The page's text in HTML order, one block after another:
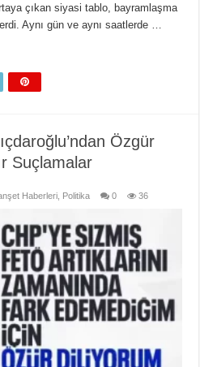
çıkan siyasi tablo, bayramlaşma
Aynı gün ve aynı saatlerde …
Özgür
Suçlamalar
Haberleri Politika 0 36